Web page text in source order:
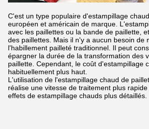
C'est un type populaire d'estampillage
européen et américain de marque.
avec les paillettes ou la bande de paillette,
des paillettes. Mais il n'y a aucun besoin de
l'habillement pailleté traditionnel. Il peut
épargner la durée de la transformation des
paillette. Cependant, le coût d'estampillage
habituellement plus haut.
L'utilisation de l'estampillage chaud de
réalise une vitesse de traitement plus
effets de estampillage chauds plus détaillés.